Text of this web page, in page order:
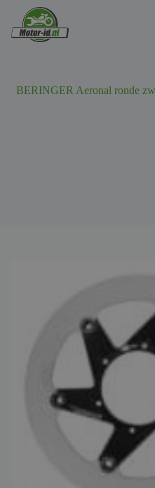
BERINGER Aeronal ronde